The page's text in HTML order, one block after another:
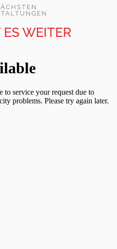
ES WEITER